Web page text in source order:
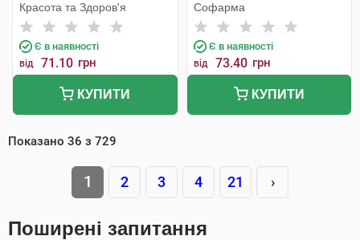
Красота та Здоров'я
Є в наявності
від 71.10 грн
КУПИТИ
Софарма
Є в наявності
від 73.40 грн
КУПИТИ
Показано 36 з 729
1 2 3 4 21 ›
Поширені запитання